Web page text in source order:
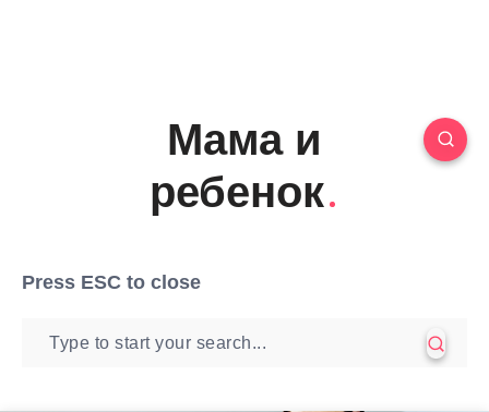
Мама и
ребенок
Press ESC to close